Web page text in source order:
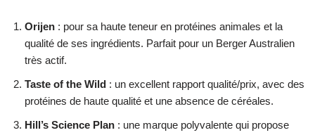
Orijen : pour sa haute teneur en protéines animales et la
qualité de ses ingrédients. Parfait pour un Berger Australien
très actif.
Taste of the Wild : un excellent rapport qualité/prix, avec des
protéines de haute qualité et une absence de céréales.
Hill’s Science Plan : une marque polyvalente qui propose